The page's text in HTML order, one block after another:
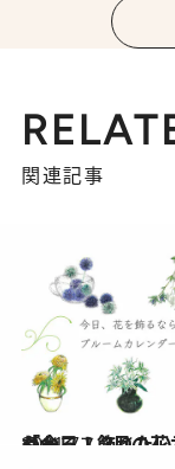
関連記事
2021.7.1
「今日、飾りたい花」がわかる！ 7月の花カレンダー
ライフスタイル